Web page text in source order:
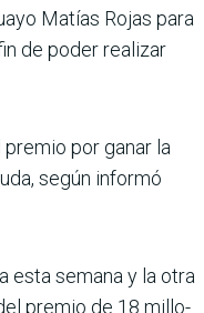
Matías Rojas para
de poder rea­lizar
por ganar la
según informó
esta semana y la otra
premio de 18 millo­